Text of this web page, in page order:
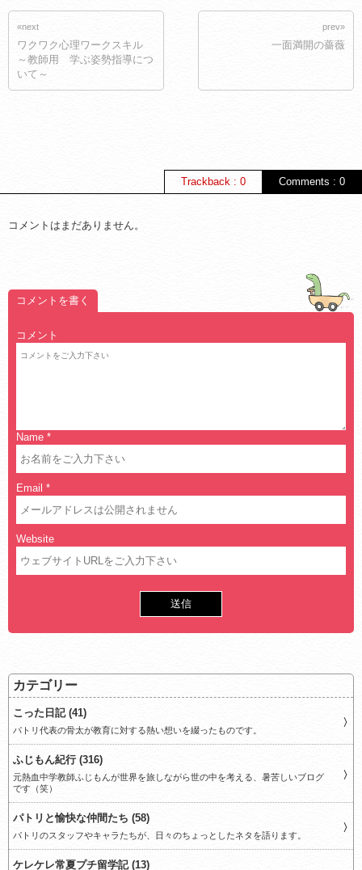
«next
ワクワク心理ワークスキル
～教師用 学ぶ姿勢指導につ
いて～
prev»
一面満開の薔薇
Comments : 0
Trackback : 0
コメントはまだありません。
コメントを書く
コメント
Name *
Email *
Website
カテゴリー
こった日記 (41)
パトリ代表の骨太が教育に対する熱い想いを綴ったものです。
ふじもん紀行 (316)
元熱血中学教師ふじもんが世界を旅しながら世の中を考える、暑苦しいブログ
です（笑）
パトリと愉快な仲間たち (58)
パトリのスタッフやキャラたちが、日々のちょっとしたネタを語ります。
ケレケレ常夏プチ留学記 (13)